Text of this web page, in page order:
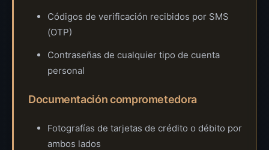
Códigos de verificación recibidos por SMS
(OTP)
Contraseñas de cualquier tipo de cuenta
personal
Documentación comprometedora
Fotografías de tarjetas de crédito o débito por
ambos lados